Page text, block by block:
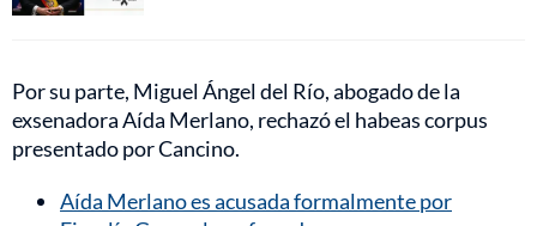
Por su parte, Miguel Ángel del Río, abogado de la
exsenadora Aída Merlano, rechazó el habeas corpus
presentado por Cancino.
Aída Merlano es acusada formalmente por